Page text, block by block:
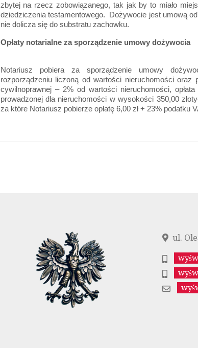
zbytej na rzecz zobowiązanego, tak jak by to miało
dziedziczenia testamentowego. Dożywocie jest umową
nie dolicza się do substratu zachowku.
Opłaty notarialne za sporządzenie umowy dożywocia
Notariusz pobiera za sporządzenie umowy
rozporządzeniu liczoną od wartości nieruchomości oraz
cywilnoprawnej – 2% od wartości nieruchomości,
prowadzonej dla nieruchomości w wysokości 350,00
za które Notariusz pobierze opłatę 6,00 zł + 23% podatku
ul.